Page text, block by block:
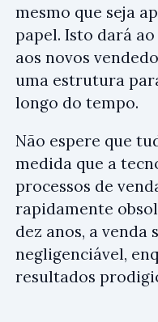
mesmo que seja
papel. Isto dará
aos novos
uma estrutura
longo do tempo.
Não espere que
medida que a
processos de
rapidamente
dez anos, a
negligenciável,
resultados